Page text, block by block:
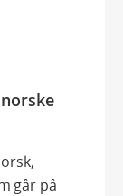
går på